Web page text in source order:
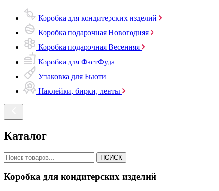
Коробка для кондитерских изделий
Коробка подарочная Новогодняя
Коробка подарочная Весенняя
Коробка для ФастФуда
Упаковка для Бьюти
Наклейки, бирки, ленты
Каталог
ПОИСК
Коробка для кондитерских изделий